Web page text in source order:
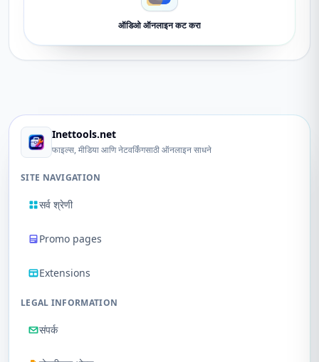
ऑडिओ ऑनलाइन कट करा
Inettools.net
फाइल्स, मीडिया आणि नेटवर्किंगसाठी ऑनलाइन साधने
SITE NAVIGATION
सर्व श्रेणी
Promo pages
Extensions
LEGAL INFORMATION
संपर्क